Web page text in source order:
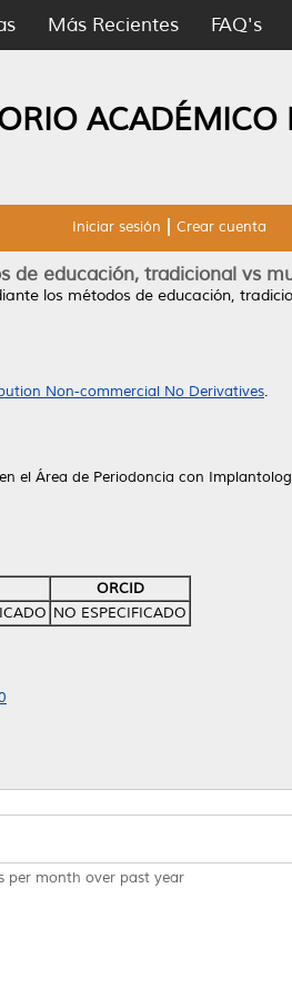
Más Recientes FAQ's
ACADÉMICO
Iniciar sesión Crear cuenta
de educación, tradicional vs
los métodos de educación,
Non-commercial No Derivatives.
el Área de Periodoncia con
ORCID
NO ESPECIFICADO
per month over past year